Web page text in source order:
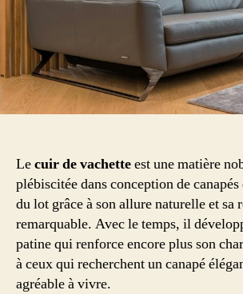
Lecuir de vachetteest une matière
plébiscitée dans conception de
du lot grâce à son allure naturelle et sa
remarquable. Avec le temps, il
patine qui renforce encore plus son
à ceux qui recherchent un canapé
agréable à vivre.